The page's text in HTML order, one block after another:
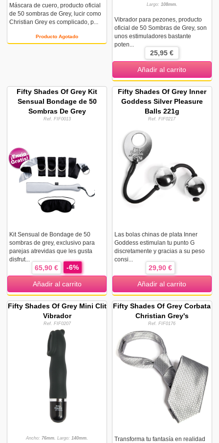
Máscara de cuero, producto oficial
de 50 sombras de Grey, lucir como
Christian Grey es complicado, p...
Producto Agotado
Largo: 108mm.
Vibrador para pezones, producto
oficial de 50 Sombras de Grey, son
unos estimuladores bastante
poten...
25,95 €
Añadir al carrito
Fifty Shades Of Grey Kit
Sensual Bondage de 50
Sombras De Grey
Ref. FIF0013
Kit Sensual de Bondage de 50
sombras de grey, exclusivo para
parejas atrevidas que les gusta
disfrut...
65,90 € -6%
Añadir al carrito
Fifty Shades Of Grey Inner
Goddess Silver Pleasure
Balls 221g
Ref. FIF0217
Las bolas chinas de plata Inner
Goddess estimulan tu punto G
discretamente y gracias a su peso
consi...
29,90 €
Añadir al carrito
Fifty Shades Of Grey Mini Clit
Vibrador
Ref. FIF0207
Ancho:76mm. Largo: 140mm.
Fifty Shades Of Grey Corbata
Christian Grey's
Ref. FIF0176
Transforma tu fantasía en realidad